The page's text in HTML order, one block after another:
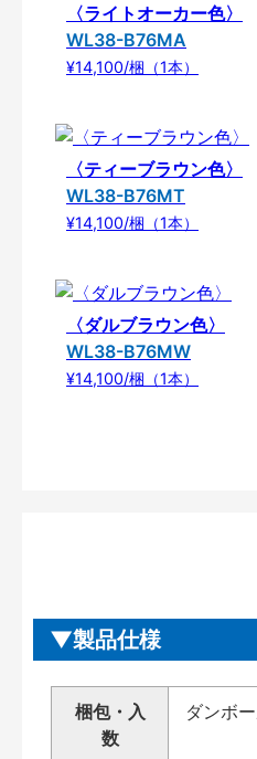
〈ライトオーカー色〉
WL38-B76MA
¥14,100/梱（1本）
〈ティーブラウン色〉
WL38-B76MT
¥14,100/梱（1本）
〈ダルブラウン色〉
WL38-B76MW
¥14,100/梱（1本）
製品仕様
梱包・入
数
ダンボ